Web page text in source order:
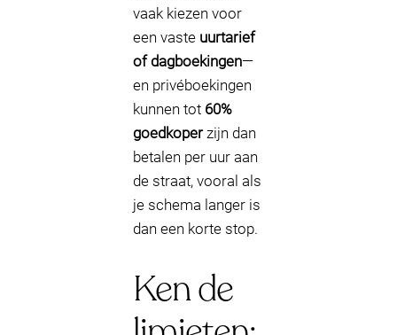
vaak kiezen voor
een vaste uurtarief
of dagboekingen—
en privéboekingen
kunnen tot 60%
goedkoperzijn dan
betalen per uur aan
de straat, vooral als
je schema langer is
dan een korte stop.
Ken de